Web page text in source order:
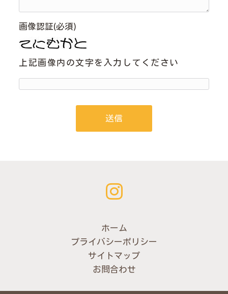
画像認証(必須)
上記画像内の文字を入力してください
ホーム
プライバシーポリシー
サイトマップ
お問合わせ